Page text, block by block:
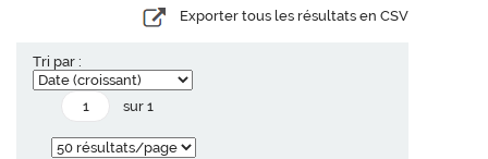
Exporter tous les résultats en CSV
Tri par :
sur 1